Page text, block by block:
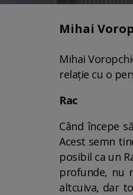
Mihai
Mihai
relație cu o
Rac
Când începe
Acest semn
posibil ca un
profunde, nu
altcuiva, dar